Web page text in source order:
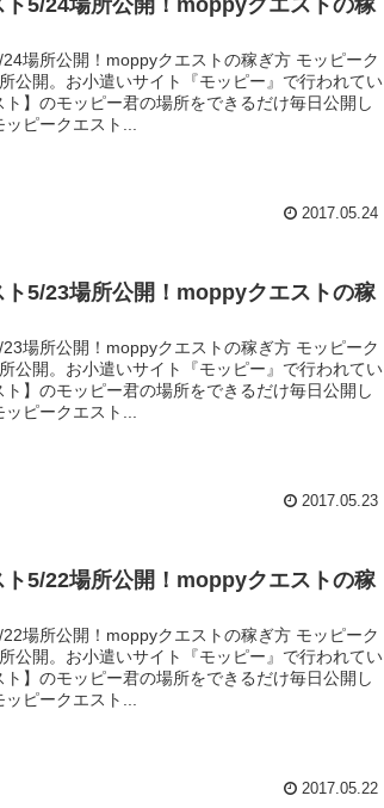
場所公開！moppyクエストの稼ぎ方 モッピーク
公開。お小遣いサイト『モッピー』で行われてい
】のモッピー君の場所をできるだけ毎日公開し
ピークエスト...
2017.05.24
ト5/23場所公開！moppyクエストの稼
場所公開！moppyクエストの稼ぎ方 モッピーク
公開。お小遣いサイト『モッピー』で行われてい
】のモッピー君の場所をできるだけ毎日公開し
ピークエスト...
2017.05.23
ト5/22場所公開！moppyクエストの稼
場所公開！moppyクエストの稼ぎ方 モッピーク
公開。お小遣いサイト『モッピー』で行われてい
】のモッピー君の場所をできるだけ毎日公開し
ピークエスト...
2017.05.22